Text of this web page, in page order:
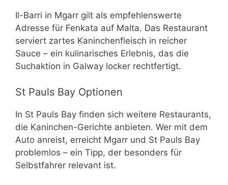
Il-Barri in Mgarr gilt als empfehlenswerte
Adresse für Fenkata auf Malta. Das Restaurant
serviert zartes Kaninchenfleisch in reicher
Sauce – ein kulinarisches Erlebnis, das die
Suchaktion in Galway locker rechtfertigt.
St Pauls Bay Optionen
In St Pauls Bay finden sich weitere Restaurants,
die Kaninchen-Gerichte anbieten. Wer mit dem
Auto anreist, erreicht Mgarr und St Pauls Bay
problemlos – ein Tipp, der besonders für
Selbstfahrer relevant ist.